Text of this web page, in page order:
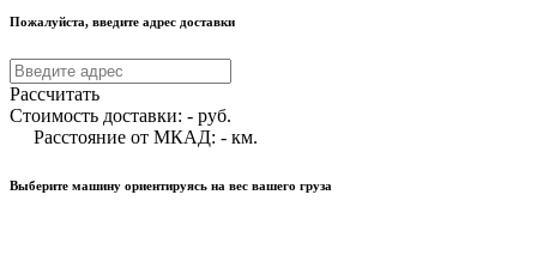
Пожалуйста, введите адрес доставки
Рассчитать
Стоимость доставки: - руб.
Расстояние от МКАД: - км.
Выберите машину ориентируясь на вес вашего груза